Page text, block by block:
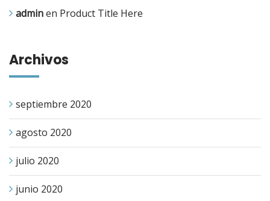
adminen Product Title Here
Archivos
septiembre 2020
agosto 2020
julio 2020
junio 2020